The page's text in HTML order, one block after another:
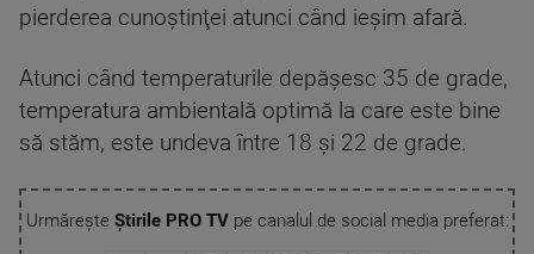
pierderea cunoştinţei atunci când ieșim afară.
Atunci când temperaturile depășesc 35 de grade,
temperatura ambientală optimă la care este bine
să stăm, este undeva între 18 și 22 de grade.
Urmărește Știrile PRO TVpe canalul de social media preferat: